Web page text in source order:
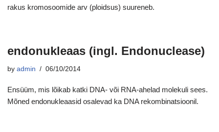
rakus kromosoomide arv (ploidsus) suureneb.
endonukleaas (ingl. Endonuclease)
by admin 06/10/2014
Ensüüm, mis lõikab katki DNA- või RNA-ahelad molekuli sees.
Mõned endonukleaasid osalevad ka DNA rekombinatsioonil.